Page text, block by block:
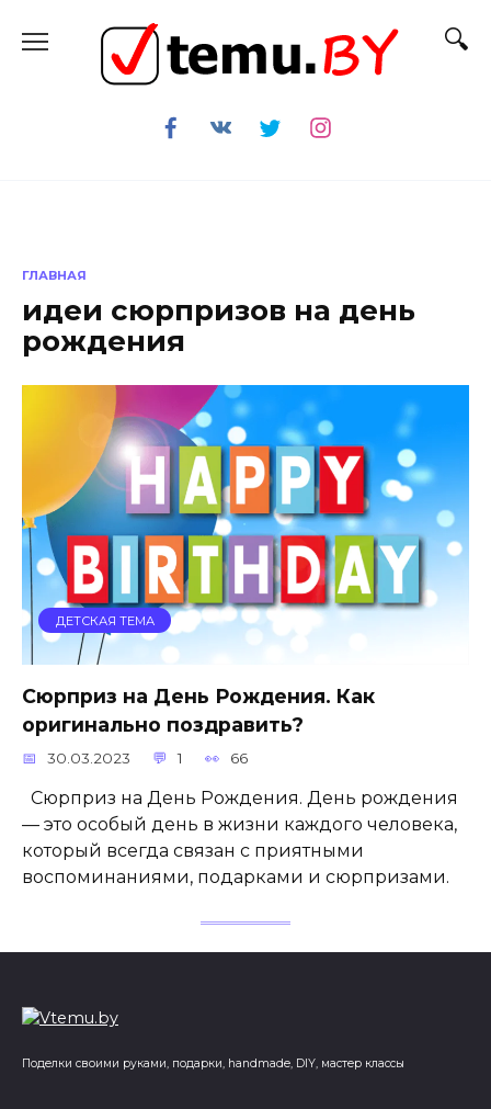
содержанию
ГЛАВНАЯ
идеи сюрпризов на день
рождения
ДЕТСКАЯ ТЕМА
Сюрприз на День Рождения. Как
оригинально поздравить?
30.03.2023 1 66
Сюрприз на День Рождения. День рождения
— это особый день в жизни каждого человека,
который всегда связан с приятными
воспоминаниями, подарками и сюрпризами.
Поделки своими руками, подарки, handmade, DIY, мастер классы